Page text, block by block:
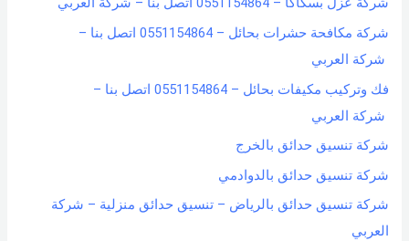
شركة مكافحة حشرات بحائل – 0551154864 اتصل بنا –
شركة العربي
فك وتركيب مكيفات بحائل – 0551154864 اتصل بنا –
شركة العربي
شركة تنسيق حدائق بالخرج
شركة تنسيق حدائق بالدوادمي
شركة تنسيق حدائق بالرياض – تنسيق حدائق منزلية – شركة
العربي